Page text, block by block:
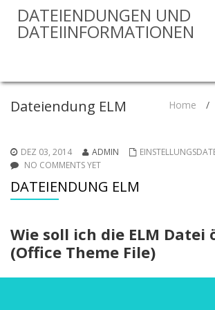
DATEIENDUNGEN UND
DATEIINFORMATIONEN
Dateiendung ELM Home /
DEZ 03, 2014 ADMIN
NO COMMENTS YET
DATEIENDUNG ELM
Wie soll ich die ELM Datei
(Office Theme File)